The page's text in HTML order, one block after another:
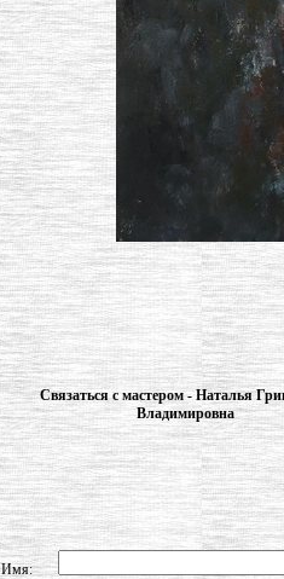
Связаться с мастером - Наталья
Владимировна
Имя: